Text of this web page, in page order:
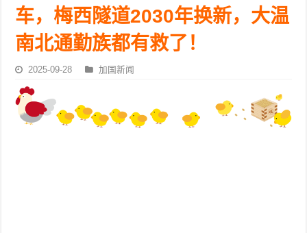
车，梅西隧道2030年换新，大温
南北通勤族都有救了！
2025-09-28 加国新闻